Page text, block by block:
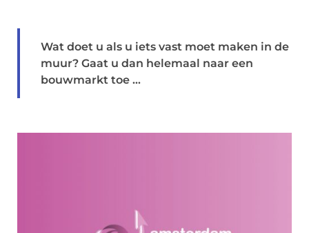
Wat doet u als u iets vast moet maken in de
muur? Gaat u dan helemaal naar een
bouwmarkt toe ...